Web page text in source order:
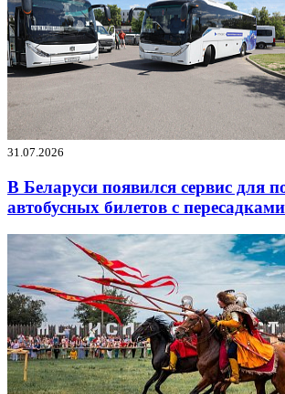
31.07.2026
В Беларуси появился сервис для
автобусных билетов с пересадками